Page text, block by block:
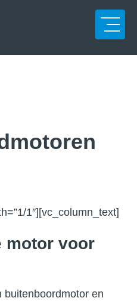
1″][vc_column_text]
motor voor
buitenboordmotor en